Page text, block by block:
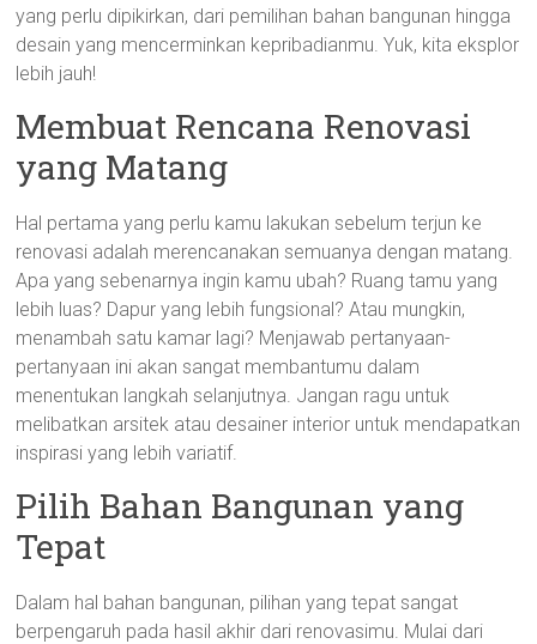
yang perlu dipikirkan, dari pemilihan bahan bangunan hingga
desain yang mencerminkan kepribadianmu. Yuk, kita eksplor
lebih jauh!
Membuat Rencana Renovasi
yang Matang
Hal pertama yang perlu kamu lakukan sebelum terjun ke
renovasi adalah merencanakan semuanya dengan matang.
Apa yang sebenarnya ingin kamu ubah? Ruang tamu yang
lebih luas? Dapur yang lebih fungsional? Atau mungkin,
menambah satu kamar lagi? Menjawab pertanyaan-
pertanyaan ini akan sangat membantumu dalam
menentukan langkah selanjutnya. Jangan ragu untuk
melibatkan arsitek atau desainer interior untuk mendapatkan
inspirasi yang lebih variatif.
Pilih Bahan Bangunan yang
Tepat
Dalam hal bahan bangunan, pilihan yang tepat sangat
berpengaruh pada hasil akhir dari renovasimu. Mulai dari